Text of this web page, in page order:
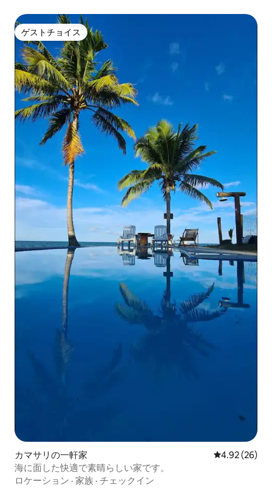
ゲストチョイス
ゲストチョイス
カマサリの一軒家 レビュー26
4.92 (26)
海に面した快適で素晴らしい家です。
ロケーション · 家族 · チェックイン